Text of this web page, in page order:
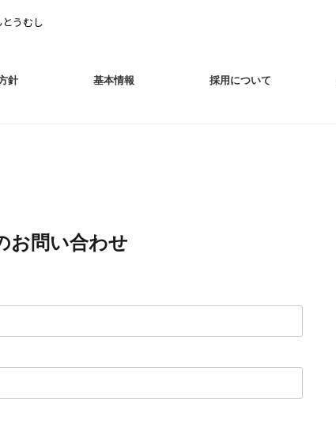
うむし
針 基本情報 採用について
お問い合わせ